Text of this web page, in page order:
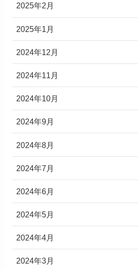
2025年2月
2025年1月
2024年12月
2024年11月
2024年10月
2024年9月
2024年8月
2024年7月
2024年6月
2024年5月
2024年4月
2024年3月